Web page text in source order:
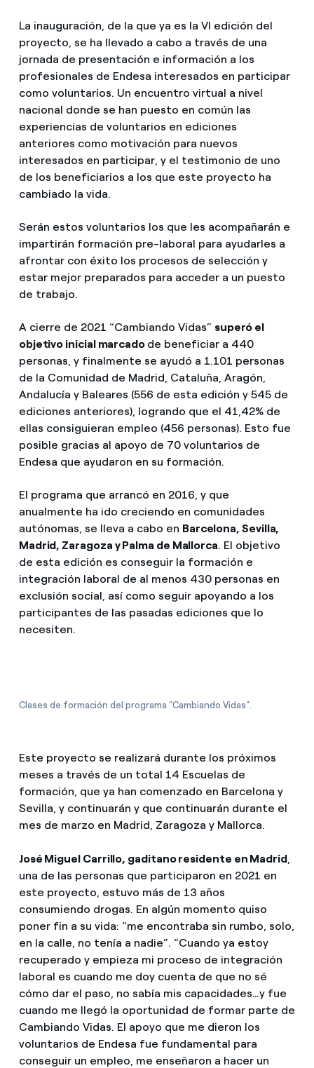
La inauguración, de la que ya es la VI edición del
proyecto, se ha llevado a cabo a través de una
jornada de presentación e información a los
profesionales de Endesa interesados en participar
como voluntarios. Un encuentro virtual a nivel
nacional donde se han puesto en común las
experiencias de voluntarios en ediciones
anteriores como motivación para nuevos
interesados en participar, y el testimonio de uno
de los beneficiarios a los que este proyecto ha
cambiado la vida.
Serán estos voluntarios los que les acompañarán e
impartirán formación pre-laboral para ayudarles a
afrontar con éxito los procesos de selección y
estar mejor preparados para acceder a un puesto
de trabajo.
A cierre de 2021 “Cambiando Vidas” superó el
objetivo inicial marcado de beneficiar a 440
personas, y finalmente se ayudó a 1.101 personas
de la Comunidad de Madrid, Cataluña, Aragón,
Andalucía y Baleares (556 de esta edición y 545 de
ediciones anteriores), logrando que el 41,42% de
ellas consiguieran empleo (456 personas). Esto fue
posible gracias al apoyo de 70 voluntarios de
Endesa que ayudaron en su formación.
El programa que arrancó en 2016, y que
anualmente ha ido creciendo en comunidades
autónomas, se lleva a cabo en Barcelona, Sevilla,
Madrid, Zaragoza y Palma de Mallorca. El objetivo
de esta edición es conseguir la formación e
integración laboral de al menos 430 personas en
exclusión social, así como seguir apoyando a los
participantes de las pasadas ediciones que lo
necesiten.
Clases de formación del programa "Cambiando Vidas".
Este proyecto se realizará durante los próximos
meses a través de un total 14 Escuelas de
formación, que ya han comenzado en Barcelona y
Sevilla, y continuarán y que continuarán durante el
mes de marzo en Madrid, Zaragoza y Mallorca.
José Miguel Carrillo, gaditano residente en Madrid,
una de las personas que participaron en 2021 en
este proyecto, estuvo más de 13 años
consumiendo drogas. En algún momento quiso
poner fin a su vida: “me encontraba sin rumbo, solo,
en la calle, no tenía a nadie”. “Cuando ya estoy
recuperado y empieza mi proceso de integración
laboral es cuando me doy cuenta de que no sé
cómo dar el paso, no sabía mis capacidades…y fue
cuando me llegó la oportunidad de formar parte de
Cambiando Vidas. El apoyo que me dieron los
voluntarios de Endesa fue fundamental para
conseguir un empleo, me enseñaron a hacer un